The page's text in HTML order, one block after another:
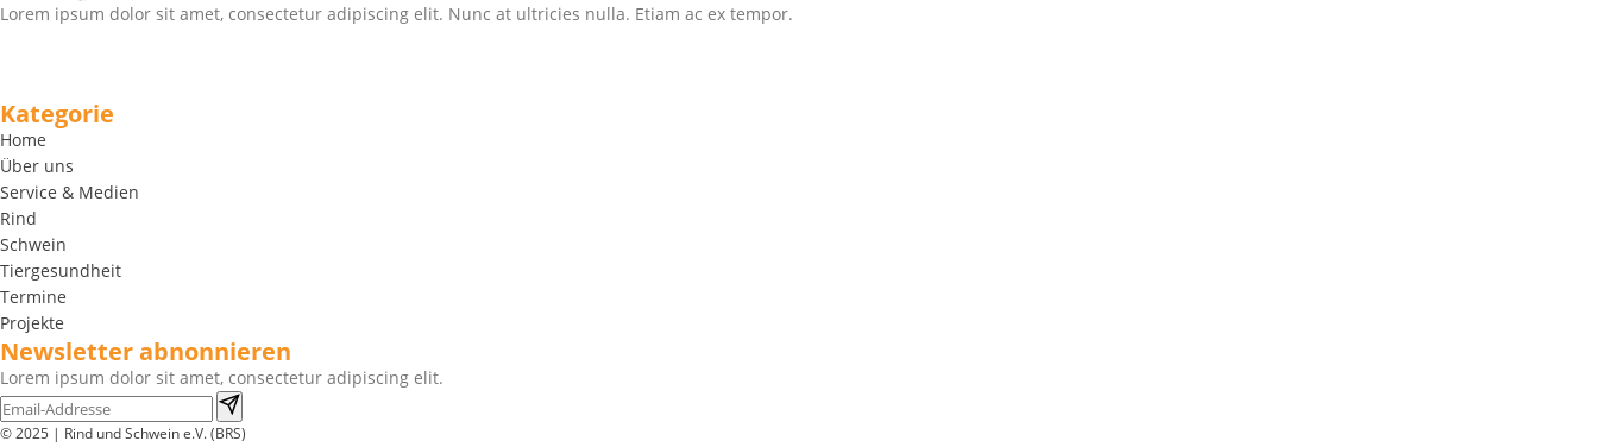
Lorem ipsum dolor sit amet, consectetur adipiscing elit. Nunc at ultricies nulla. Etiam ac ex tempor.
Kategorie
Home
Über uns
Service & Medien
Rind
Schwein
Tiergesundheit
Termine
Projekte
Newsletter abnonnieren
Lorem ipsum dolor sit amet, consectetur adipiscing elit.
© 2025 | Rind und Schwein e.V. (BRS)